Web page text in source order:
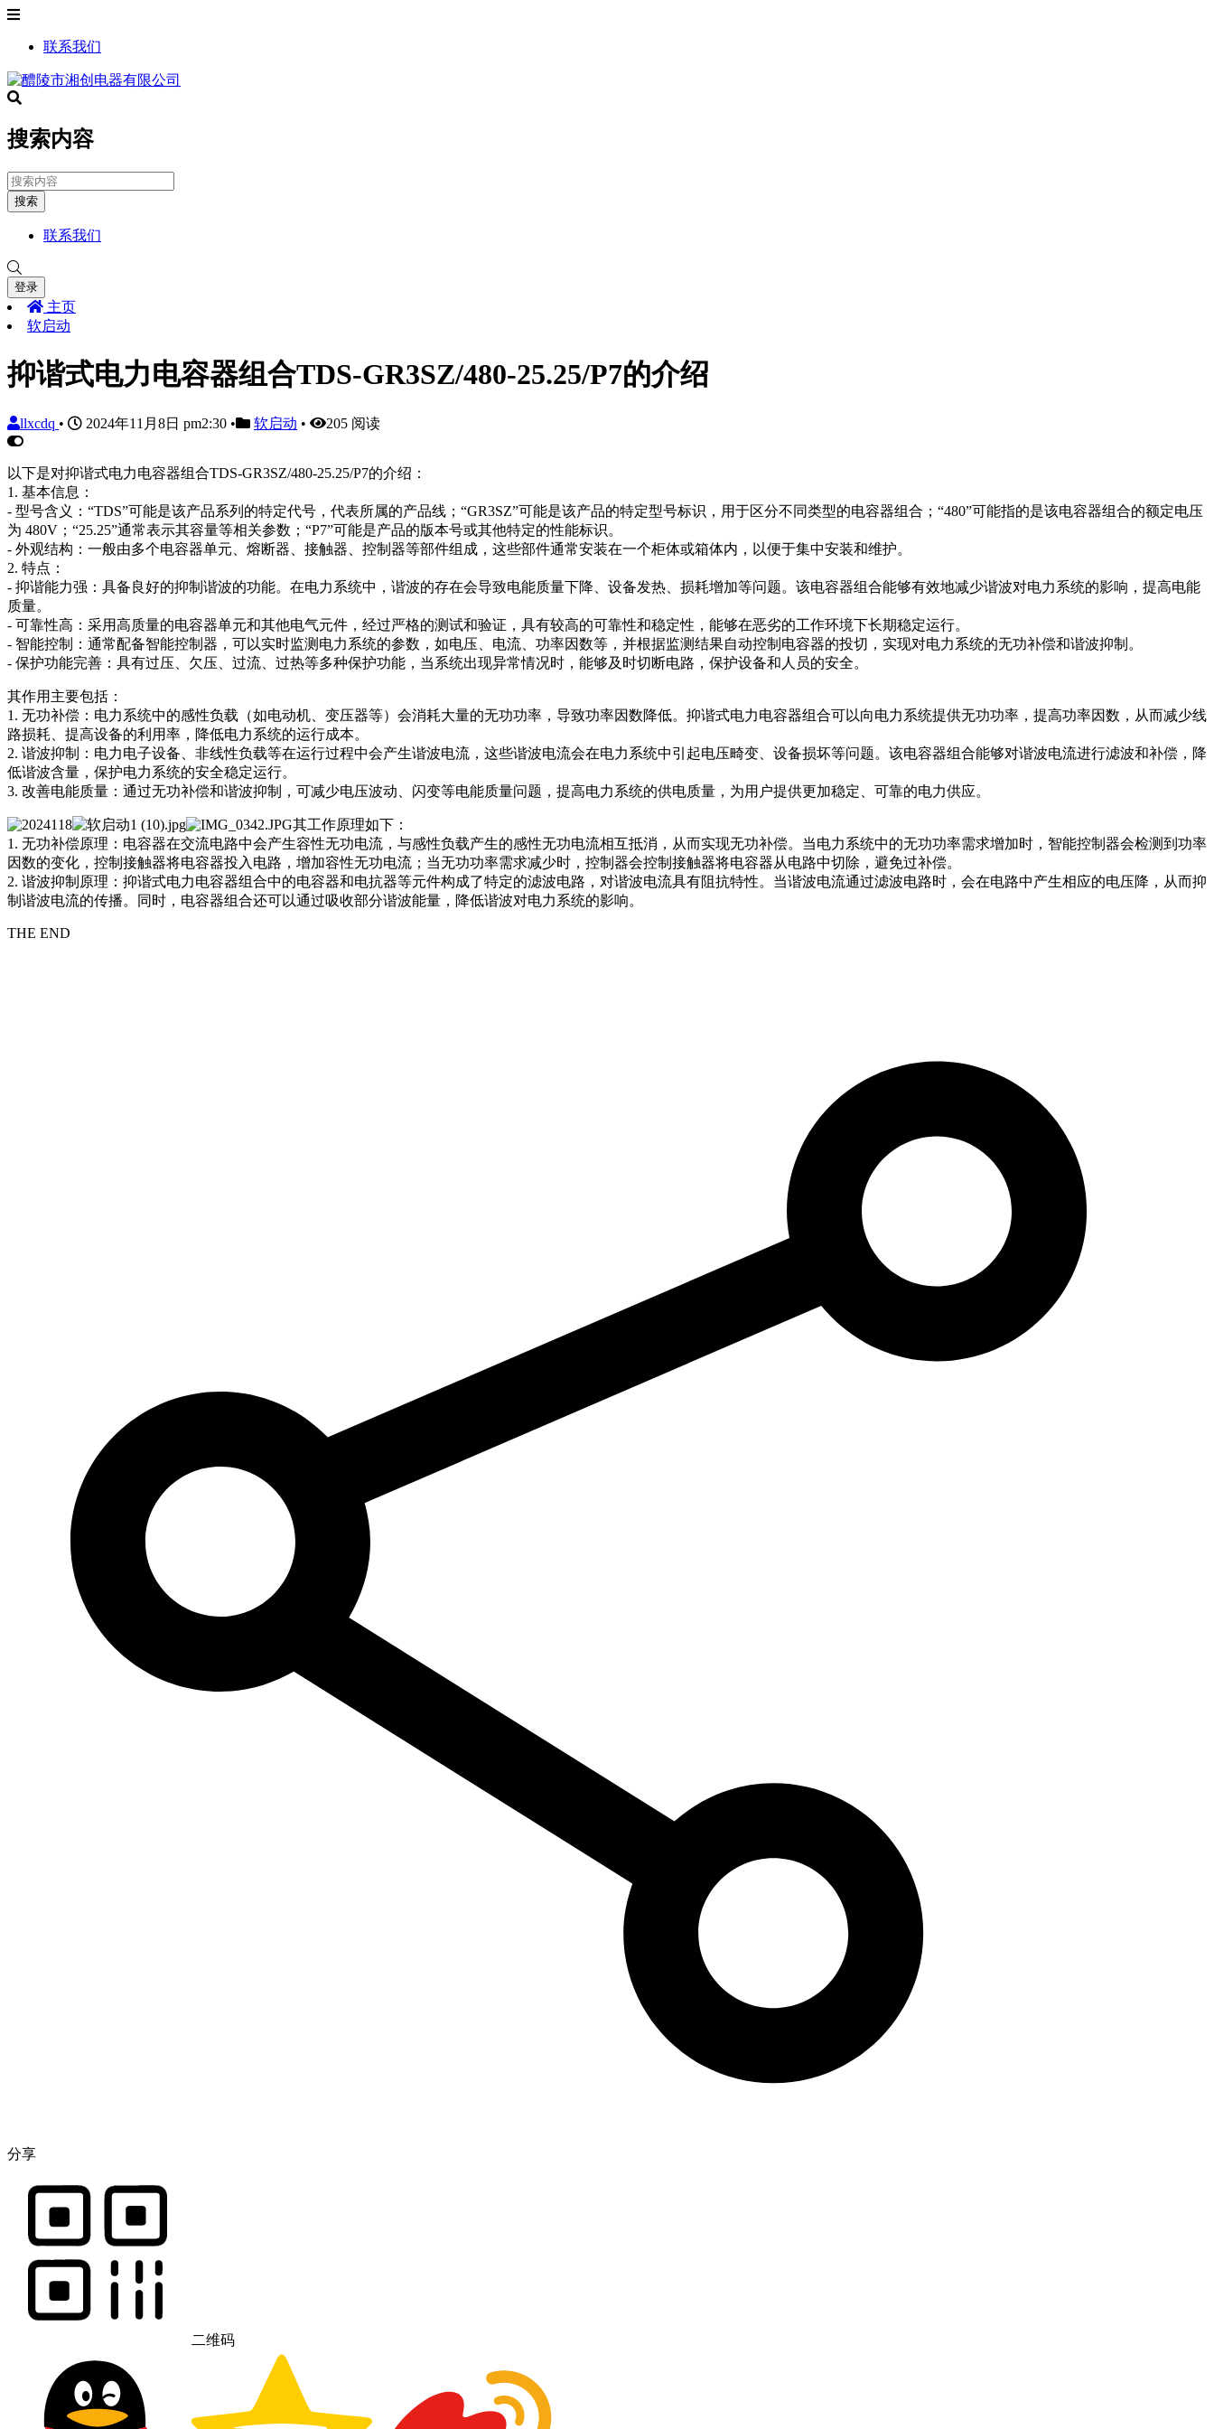
联系我们
搜索内容
搜索
联系我们
登录
主页
软启动
抑谐式电力电容器组合TDS-GR3SZ/480-25.25/P7的介绍
llxcdq • 2024年11月8日 pm2:30 • 软启动 • 205 阅读
以下是对抑谐式电力电容器组合TDS-GR3SZ/480-25.25/P7的介绍：
1. 基本信息：
- 型号含义：“TDS”可能是该产品系列的特定代号，代表所属的产品线；“GR3SZ”可能是该产品的特定型号标识，用于区分不同类型的电容器组合；“480”可能指的是该电容器组合的额定电压
为 480V；“25.25”通常表示其容量等相关参数；“P7”可能是产品的版本号或其他特定的性能标识。
- 外观结构：一般由多个电容器单元、熔断器、接触器、控制器等部件组成，这些部件通常安装在一个柜体或箱体内，以便于集中安装和维护。
2. 特点：
- 抑谐能力强：具备良好的抑制谐波的功能。在电力系统中，谐波的存在会导致电能质量下降、设备发热、损耗增加等问题。该电容器组合能够有效地减少谐波对电力系统的影响，提高电能
质量。
- 可靠性高：采用高质量的电容器单元和其他电气元件，经过严格的测试和验证，具有较高的可靠性和稳定性，能够在恶劣的工作环境下长期稳定运行。
- 智能控制：通常配备智能控制器，可以实时监测电力系统的参数，如电压、电流、功率因数等，并根据监测结果自动控制电容器的投切，实现对电力系统的无功补偿和谐波抑制。
- 保护功能完善：具有过压、欠压、过流、过热等多种保护功能，当系统出现异常情况时，能够及时切断电路，保护设备和人员的安全。
其作用主要包括：
1. 无功补偿：电力系统中的感性负载（如电动机、变压器等）会消耗大量的无功功率，导致功率因数降低。抑谐式电力电容器组合可以向电力系统提供无功功率，提高功率因数，从而减少线
路损耗、提高设备的利用率，降低电力系统的运行成本。
2. 谐波抑制：电力电子设备、非线性负载等在运行过程中会产生谐波电流，这些谐波电流会在电力系统中引起电压畸变、设备损坏等问题。该电容器组合能够对谐波电流进行滤波和补偿，降
低谐波含量，保护电力系统的安全稳定运行。
3. 改善电能质量：通过无功补偿和谐波抑制，可减少电压波动、闪变等电能质量问题，提高电力系统的供电质量，为用户提供更加稳定、可靠的电力供应。
其工作原理如下：
1. 无功补偿原理：电容器在交流电路中会产生容性无功电流，与感性负载产生的感性无功电流相互抵消，从而实现无功补偿。当电力系统中的无功功率需求增加时，智能控制器会检测到功率
因数的变化，控制接触器将电容器投入电路，增加容性无功电流；当无功功率需求减少时，控制器会控制接触器将电容器从电路中切除，避免过补偿。
2. 谐波抑制原理：抑谐式电力电容器组合中的电容器和电抗器等元件构成了特定的滤波电路，对谐波电流具有阻抗特性。当谐波电流通过滤波电路时，会在电路中产生相应的电压降，从而抑
制谐波电流的传播。同时，电容器组合还可以通过吸收部分谐波能量，降低谐波对电力系统的影响。
THE END
分享
二维码